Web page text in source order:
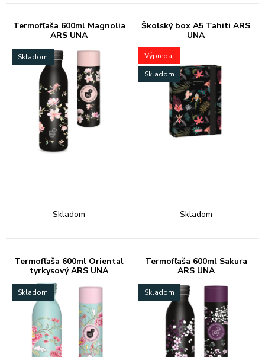
Termofľaša 600ml Magnolia
ARS UNA
Skladom
Skladom
Školský box A5 Tahiti ARS
UNA
Výpredaj
Skladom
Skladom
Termofľaša 600ml Oriental
tyrkysový ARS UNA
Skladom
Termofľaša 600ml Sakura
ARS UNA
Skladom